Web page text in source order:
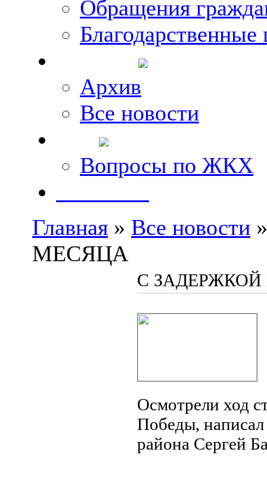
Обращения
Благодарственные
Архив
Все новости
Вопросы по ЖКХ
Главная » Все новости
МЕСЯЦА
С
Осмотрели ход
Победы, написал
района Сергей